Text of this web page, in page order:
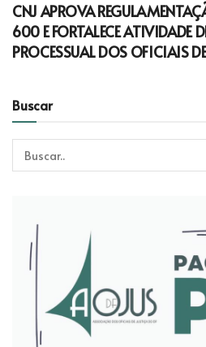
CNJ APROVA
600 E FORTALECE ATIVIDADE
PROCESSUAL DOS OFICIAIS
Buscar